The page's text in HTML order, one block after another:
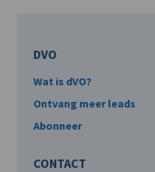
DVO
Wat is dVO?
Ontvang meer leads
Abonneer
CONTACT